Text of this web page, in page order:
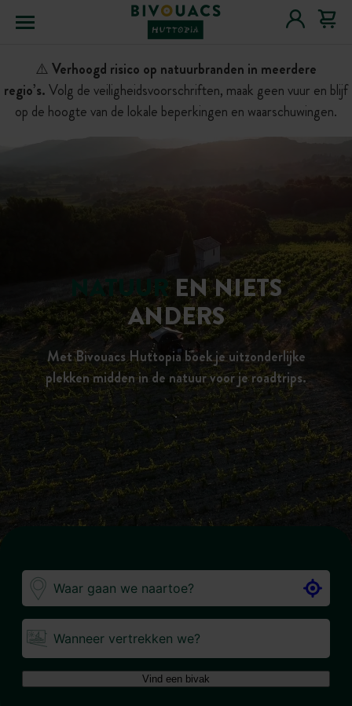
Menu
⚠️Verhoogd risico op natuurbranden in meerdere
regio’s.Volg de veiligheidsvoorschriften, maak geen vuur en blijf
op de hoogte van de lokale beperkingen en waarschuwingen.
NATUUR EN NIETS
ANDERS
Met Bivouacs Huttopia boek je uitzonderlijke
plekken midden in de natuur voor je roadtrips.
.
Wanneer vertrekken we?